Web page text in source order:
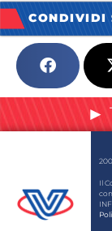
CONDIVIDI
►
Il